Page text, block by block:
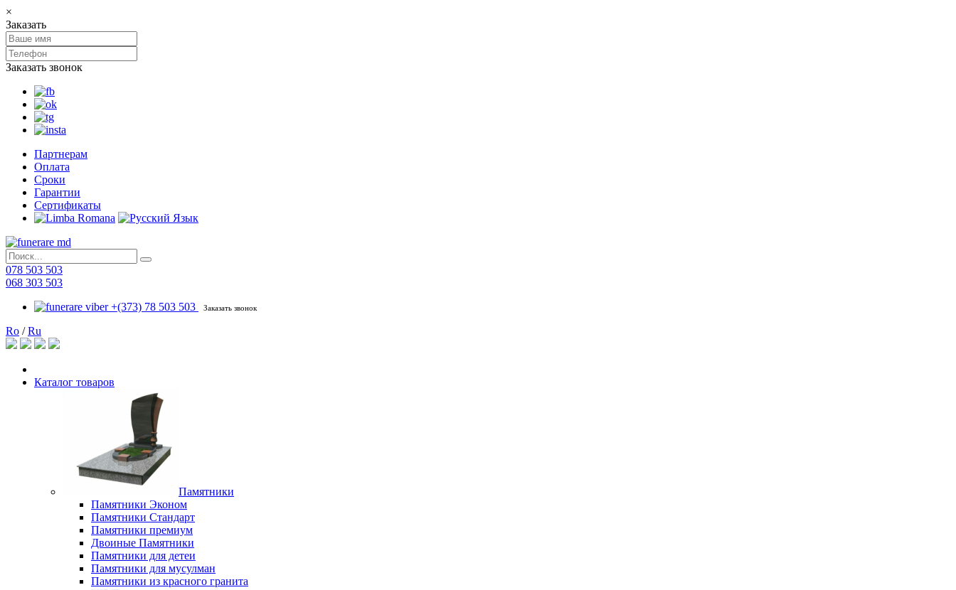
×
Заказать
Заказать звонок
Партнерам
Оплата
Сроки
Гарантии
Сертификаты
078 503 503
068 303 503
+(373) 78 503 503
Заказать звонок
Ro /Ru
Каталог товаров
Памятники
Памятники Эконом
Памятники Стандарт
Памятники премиум
Двоиные Памятники
Памятники для детеи
Памятники для мусулман
Памятники из красного гранита